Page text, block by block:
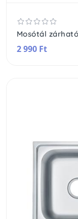
Mosótál
2 990 Ft